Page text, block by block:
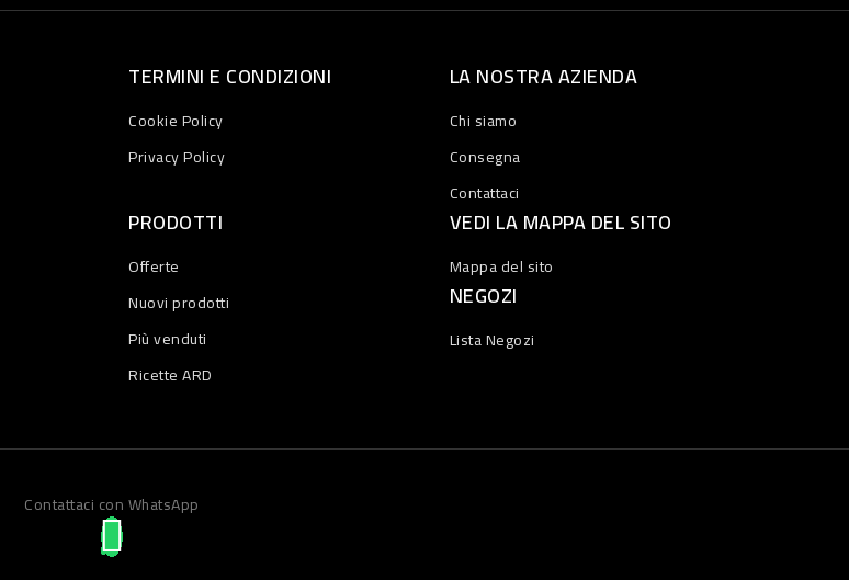
TERMINI E CONDIZIONI
Cookie Policy
Privacy Policy
LA NOSTRA AZIENDA
Chi siamo
Consegna
Contattaci
PRODOTTI
Offerte
Nuovi prodotti
Più venduti
Ricette ARD
VEDI LA MAPPA DEL SITO
Mappa del sito
NEGOZI
Lista Negozi
Contattaci con WhatsApp